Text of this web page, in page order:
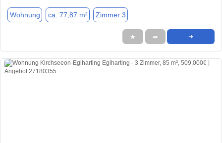
Wohnung ca. 77,87 m² Zimmer 3
★ ➦ ➜